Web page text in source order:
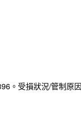
。受損狀況/管制原